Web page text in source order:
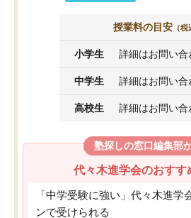
授業料の目安 （税
小学生 詳細はお問い
中学生 詳細はお問い
高校生 詳細はお問い
塾探しの窓口編集部
代々木進学会のおすす
「中学受験に強い」代々木進学
ンで受けられる